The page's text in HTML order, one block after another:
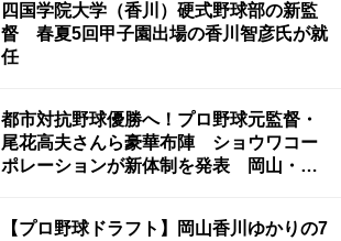
四国学院大学（香川）硬式野球部の新監
督 春夏5回甲子園出場の香川智彦氏が就
任
都市対抗野球優勝へ！プロ野球元監督・
尾花高夫さんら豪華布陣 ショウワコー
ポレーションが新体制を発表 岡山・美
【プロ野球ドラフト】岡山香川ゆかりの7